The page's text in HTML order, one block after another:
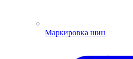
Маркировка шин